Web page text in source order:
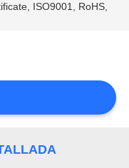
ISO9001, RoHS,